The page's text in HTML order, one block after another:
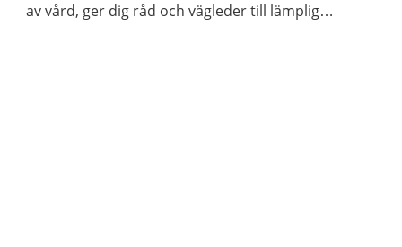
av vård, ger dig råd och vägleder till lämplig